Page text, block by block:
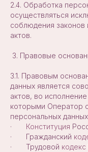
2.4. Обработка
осуществляться
соблюдения законов
актов.
3. Правовые
3.1. Правовым
данных является
актов, во
которыми Оператор
персональных
· Конституция
· Гражданский
· Трудовой кодекс